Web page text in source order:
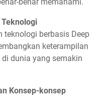
teknologi berbasis Deep
keterampilan
dunia yang semakin
Konsep-konsep